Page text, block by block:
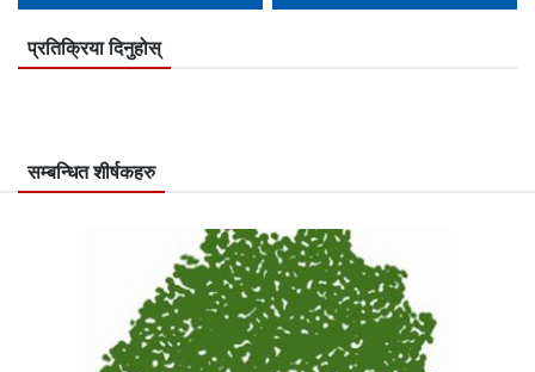
प्रतिक्रिया दिनुहोस्
सम्बन्धित शीर्षकहरु